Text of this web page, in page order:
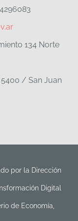
134 Norte
5400 / San Juan
por la Dirección
Digital
de Economía,